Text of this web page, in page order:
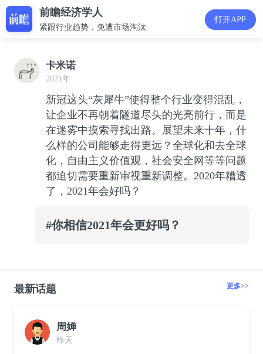
前瞻经济学人
紧跟行业趋势，免遭市场淘汰
打开APP
卡米诺
2021年
新冠这头“灰犀牛”使得整个行业变得混乱，
让企业不再朝着隧道尽头的光亮前行，而是
在迷雾中摸索寻找出路。展望未来十年，什
么样的公司能够走得更远？全球化和去全球
化，自由主义价值观，社会安全网等等问题
都迫切需要重新审视重新调整。2020年糟透
了，2021年会好吗？
#你相信2021年会更好吗？
最新话题 更多>>
周婵
昨天